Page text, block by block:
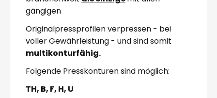
gängigen
Originalpressprofilen verpressen - bei
voller Gewährleistung - und sind somit
multikonturfähig.
Folgende Presskonturen sind möglich:
TH, B, F, H, U